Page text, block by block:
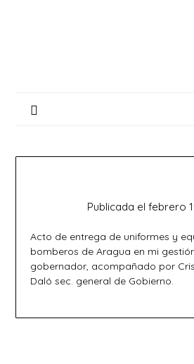
Publicada el febrero
Acto de entrega de uniformes y
bomberos de Aragua en mi
gobernador, acompañado por
Daló sec. general de Gobierno.